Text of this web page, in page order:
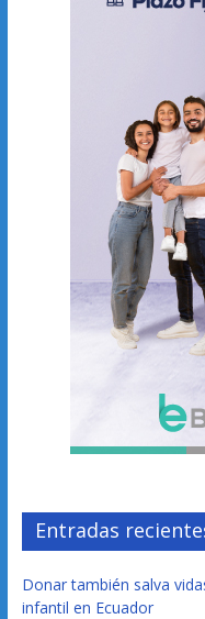
Entradas
Donar también salva
infantil en Ecuador